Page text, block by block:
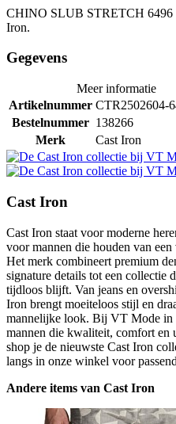
CHINO SLUB STRETCH 6496
Iron.
Gegevens
Meer informatie
Artikelnummer CTR2502604-
Bestelnummer 138266
Merk
Cast Iron
Cast Iron
Cast Iron staat voor moderne
voor mannen die houden van
Het merk combineert premium
signature details tot een collectie
tijdloos blijft. Van jeans en
Iron brengt moeiteloos stijl en
mannelijke look. Bij VT Mode in
mannen die kwaliteit, comfort
shop je de nieuwste Cast Iron
langs in onze winkel voor
Andere items van Cast Iron